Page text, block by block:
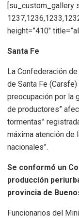
[su_custom_gallery
height=”410″
Santa Fe
La Confederación
de Santa Fe
preocupación por la
de productores”
tormentas”
máxima atención de
nacionales”.
Se conformó un
producción
provincia de
Funcionarios del